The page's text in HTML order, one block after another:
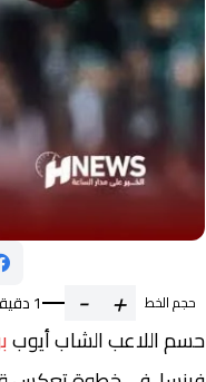
حجم الخط +
- 1 دقيقة للقراءة
حسم اللاعب الشاب أيوب